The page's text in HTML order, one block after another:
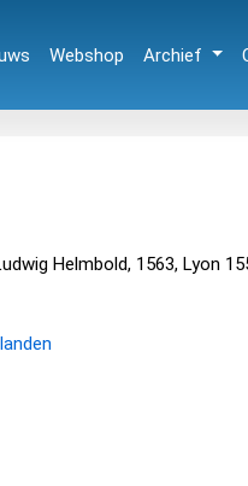
Webshop Archief
Helmbold, 1563, Lyon